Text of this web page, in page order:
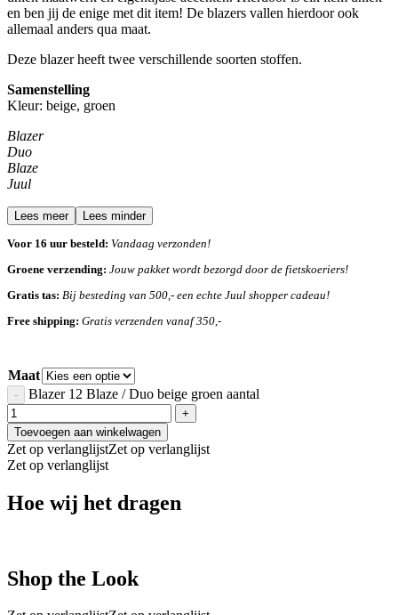
en ben jij de enige met dit item! De blazers vallen hierdoor ook
allemaal anders qua maat.
Deze blazer heeft twee verschillende soorten stoffen.
Samenstelling
Kleur: beige, groen
Blazer
Duo
Blaze
Juul
Lees meer Lees minder
Voor 16 uur besteld: Vandaag verzonden!
Groene verzending: Jouw pakket wordt bezorgd door de fietskoeriers!
Gratis tas: Bij besteding van 500,- een echte Juul shopper cadeau!
Free shipping: Gratis verzenden vanaf 350,-
Maat
Blazer 12 Blaze / Duo beige groen aantal
Toevoegen aan winkelwagen
Zet op verlanglijstZet op verlanglijst
Zet op verlanglijst
Hoe wij het dragen
Shop the Look